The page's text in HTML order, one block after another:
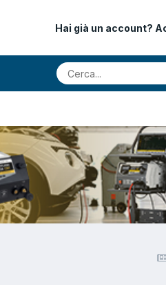
Hai già un account?